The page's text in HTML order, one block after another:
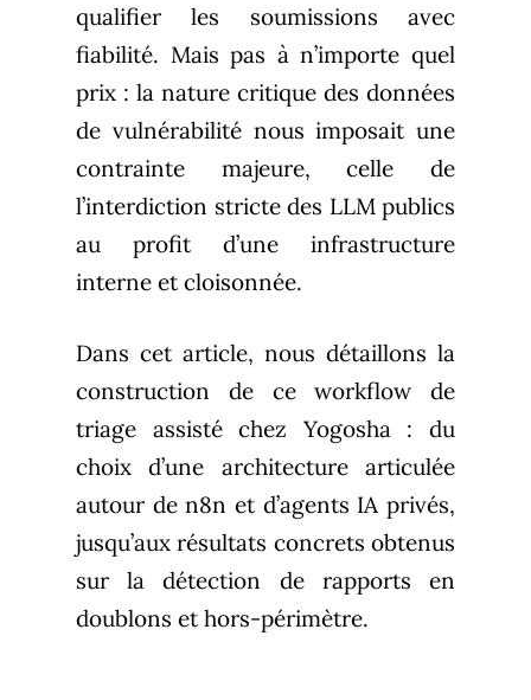
qualifier les soumissions avec
fiabilité. Mais pas à n’importe quel
prix : la nature critique des données
de vulnérabilité nous imposait une
contrainte majeure, celle de
l’interdiction stricte des LLM publics
au profit d’une infrastructure
interne et cloisonnée.
Dans cet article, nous détaillons la
construction de ce workflow de
triage assisté chez Yogosha : du
choix d’une architecture articulée
autour de n8n et d’agents IA privés,
jusqu’aux résultats concrets obtenus
sur la détection de rapports en
doublons et hors-périmètre.